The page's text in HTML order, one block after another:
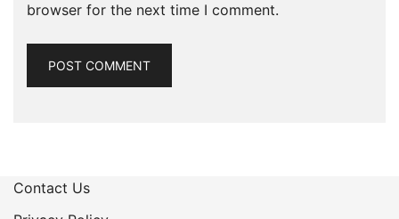
browser for the next time I comment.
Contact Us